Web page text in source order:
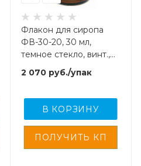
Флакон для сиропа
ФВ-30-20, 30 мл,
темное стекло, винт.,
горло G20, 120 шт/упак
2 070руб./упак
В КОРЗИНУ